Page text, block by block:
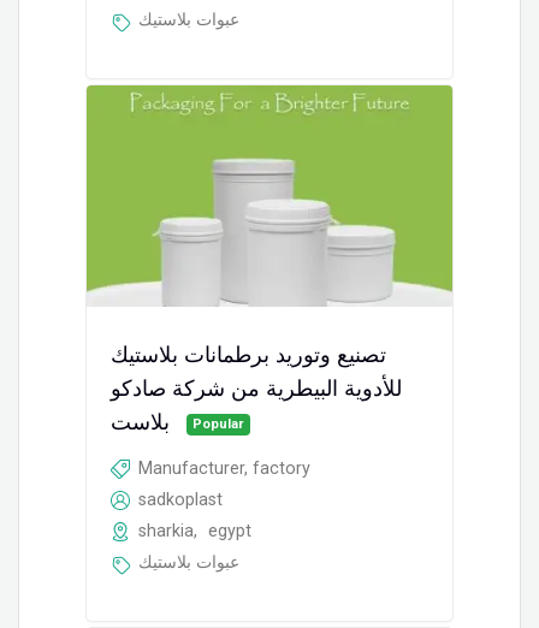
عبوات بلاستيك
تصنيع وتوريد برطمانات بلاستيك
للأدوية البيطرية من شركة صادكو
بلاست
Popular
Manufacturer, factory
sadkoplast
sharkia,
egypt
عبوات بلاستيك